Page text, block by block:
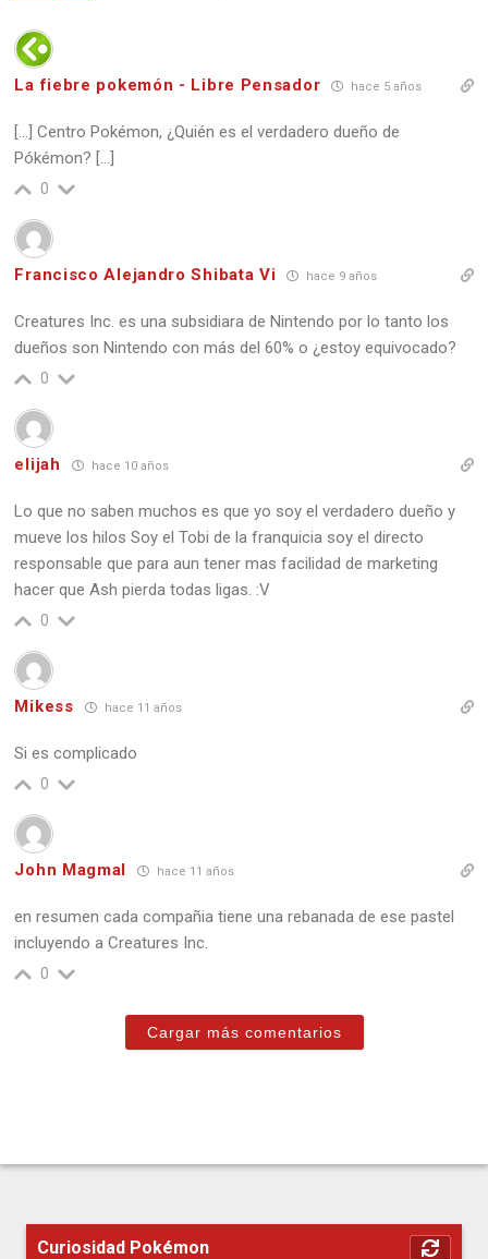
La fiebre pokemón - Libre Pensador hace 5 años
[…] Centro Pokémon, ¿Quién es el verdadero dueño de
Pókémon? […]
0
Francisco Alejandro Shibata Vi hace 9 años
Creatures Inc. es una subsidiara de Nintendo por lo tanto los
dueños son Nintendo con más del 60% o ¿estoy equivocado?
0
elijah hace 10 años
Lo que no saben muchos es que yo soy el verdadero dueño y
mueve los hilos Soy el Tobi de la franquicia soy el directo
responsable que para aun tener mas facilidad de marketing
hacer que Ash pierda todas ligas. :V
0
Mikess hace 11 años
Si es complicado
0
John Magmal hace 11 años
en resumen cada compañia tiene una rebanada de ese pastel
incluyendo a Creatures Inc.
0
Cargar más comentarios
Curiosidad Pokémon